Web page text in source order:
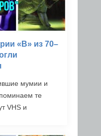
«B» из 70–
мумии и
те
VHS и